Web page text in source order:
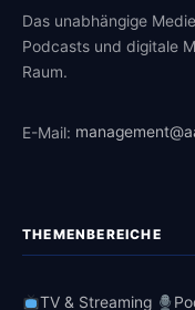
Das unabhängige
Podcasts und digitale
Raum.
E-Mail:
THEMENBEREICHE
TV & Streaming